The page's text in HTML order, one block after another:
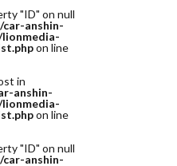
"ID" on null
car-anshin-
on line
in
anshin-
on line
"ID" on null
car-anshin-